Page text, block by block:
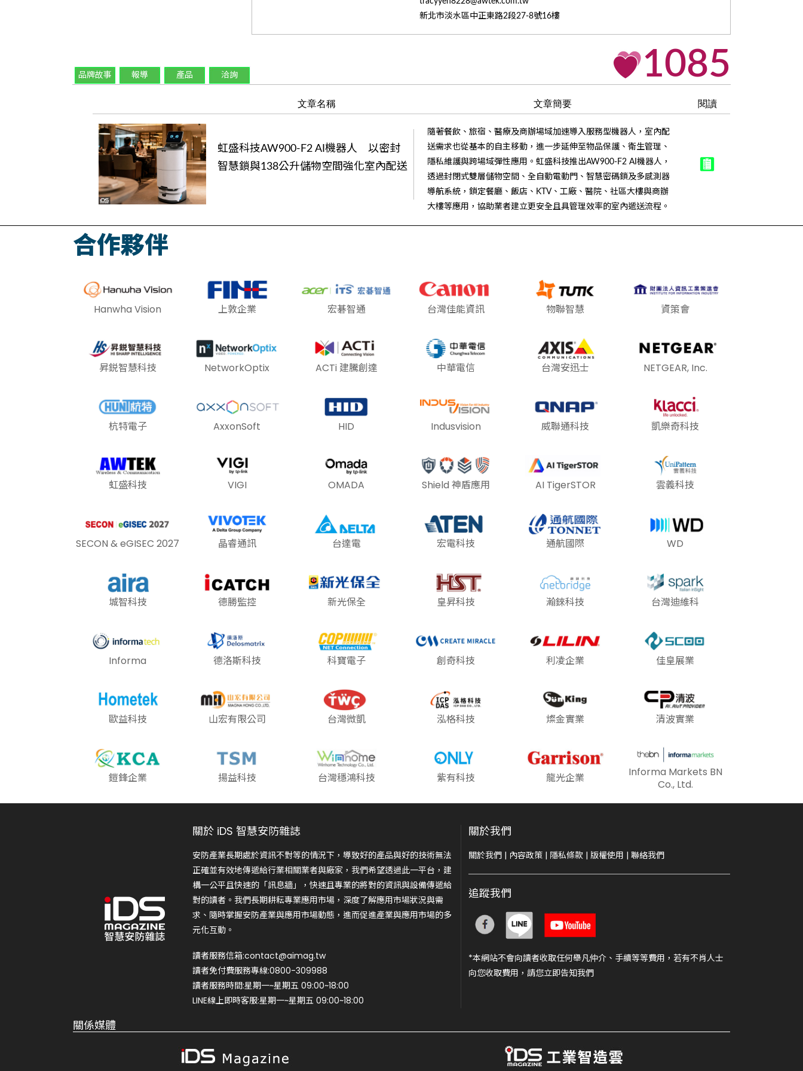
新北市淡水區中正東路2段27-8號16樓
品牌故事 報導 產品 洽詢 1085
文章名稱 文章簡要 閱讀
虹盛科技AW900-F2 AI機器人 以密封
智慧鎖與138公升儲物空間強化室內配送
隨著餐飲、旅宿、醫療及商辦場域加速導入服務型機器人，室內配
送需求也從基本的自主移動，進一步延伸至物品保護、衛生管理、
隱私維護與跨場域彈性應用。虹盛科技推出AW900-F2 AI機器人，
透過封閉式雙層儲物空間、全自動電動門、智慧密碼鎖及多感測器
導航系統，鎖定餐廳、飯店、KTV、工廠、醫院、社區大樓與商辦
大樓等應用，協助業者建立更安全且具管理效率的室內遞送流程。
合作夥伴
Hanwha Vision 上敦企業 宏碁智通 台灣佳能資訊 物聯智慧 資策會
昇鋭智慧科技 NetworkOptix ACTi 建騰創達 中華電信 台灣安迅士 NETGEAR, Inc.
杭特電子 AxxonSoft HID Indusvision 威聯通科技 凱樂奇科技
虹盛科技 VIGI OMADA Shield 神盾應用 AI TigerSTOR 雲義科技
SECON & eGISEC 2027 晶睿通訊 台達電 宏電科技 通航國際 WD
城智科技 德勝監控 新光保全 皇昇科技 瀚錸科技 台灣迪維科
Informa 德洛斯科技 科寶電子 創奇科技 利凌企業 佳皇展業
歐益科技 山宏有限公司 台灣微凱 泓格科技 燦金實業 清波實業
鎧鋒企業 揚益科技 台灣穩鴻科技 紫有科技 龍光企業
Informa Markets BN
Co., Ltd.
關於 iDS 智慧安防雜誌
安防產業長期處於資訊不對等的情況下，導致好的產品與好的技術無法
正確並有效地傳遞給行業相關業者與廠家，我們希望透過此一平台，建
構一公平且快速的「訊息牆」，快速且專業的將對的資訊與設備傳遞給
對的讀者。我們長期耕耘專業應用市場，深度了解應用市場狀況與需
求、隨時掌握安防產業與應用市場動態，進而促進產業與應用市場的多
元化互動。
讀者服務信箱:contact@aimag.tw
讀者免付費服務專線:0800-309988
讀者服務時間:星期一~星期五 09:00~18:00
LINE線上即時客服:星期一~星期五 09:00~18:00
關於我們
關於我們 | 內容政策 | 隱私條款 | 版權使用 | 聯絡我們
追蹤我們
*本網站不會向讀者收取任何舉凡仲介、手續等等費用，若有不肖人士
向您收取費用，請您立即告知我們
關係媒體